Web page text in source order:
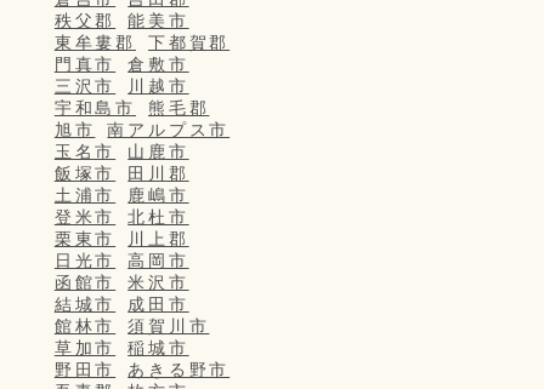
秩父郡
能美市
東牟婁郡
下都賀郡
門真市
倉敷市
三沢市
川越市
宇和島市
熊毛郡
旭市
南アルプス市
玉名市
山鹿市
飯塚市
田川郡
土浦市
鹿嶋市
登米市
北杜市
栗東市
川上郡
日光市
高岡市
函館市
米沢市
結城市
成田市
館林市
須賀川市
草加市
稲城市
野田市
あきる野市